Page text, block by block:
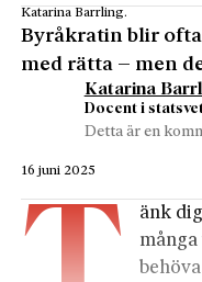
Katarina Barrling.
Byråkratin blir
med rätta – men
Katarina
Docent i
Detta är en
16 juni 2025
änk